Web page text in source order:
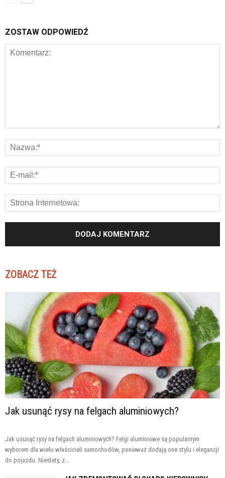
ZOSTAW ODPOWIEDŹ
ZOBACZ TEŻ
Jak usunąć rysy na felgach aluminiowych?
Jak usunąć rysy na felgach aluminiowych? Felgi aluminiowe są popularnym
wyborem dla wielu właścicieli samochodów, ponieważ dodają one stylu i elegancji
do pojazdu. Niestety, z...